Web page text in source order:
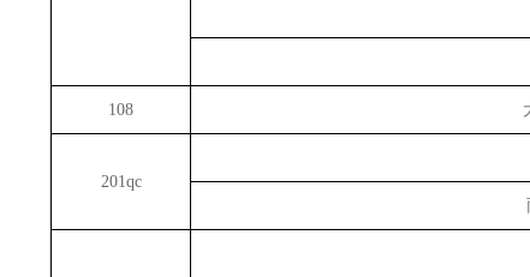
108
201qc